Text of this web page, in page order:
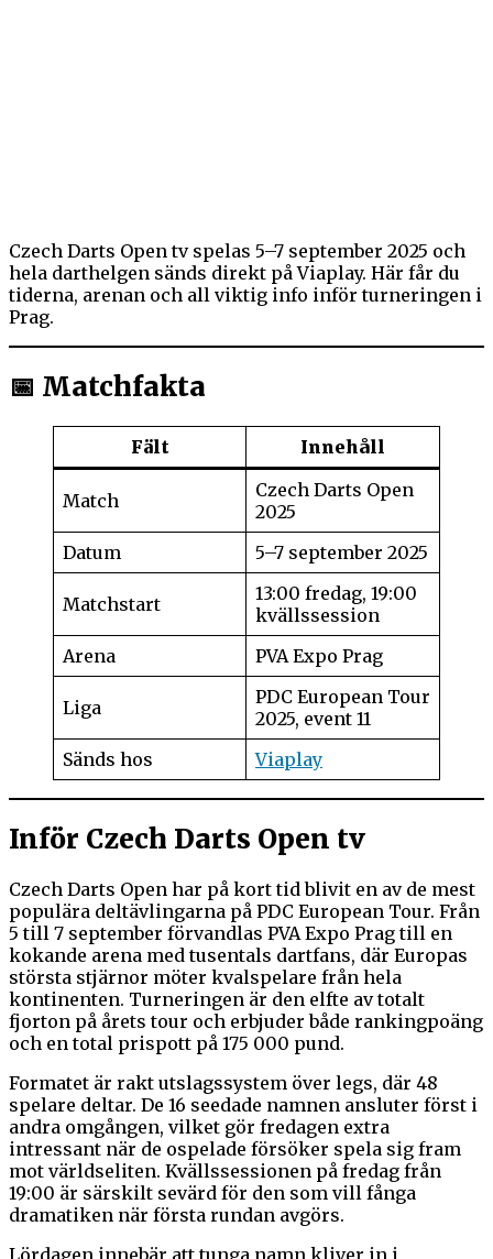
Czech Darts Open tv spelas 5–7 september 2025 och
hela darthelgen sänds direkt på Viaplay. Här får du
tiderna, arenan och all viktig info inför turneringen i
Prag.
📅 Matchfakta
Fält Innehåll
Match
Czech Darts Open
2025
Datum
5–7 september 2025
Matchstart
13:00 fredag, 19:00
kvällssession
Arena
PVA Expo Prag
Liga
PDC European Tour
2025, event 11
Sänds hos
Viaplay
Inför Czech Darts Open tv
Czech Darts Open har på kort tid blivit en av de mest
populära deltävlingarna på PDC European Tour. Från
5 till 7 september förvandlas PVA Expo Prag till en
kokande arena med tusentals dartfans, där Europas
största stjärnor möter kvalspelare från hela
kontinenten. Turneringen är den elfte av totalt
fjorton på årets tour och erbjuder både rankingpoäng
och en total prispott på 175 000 pund.
Formatet är rakt utslagssystem över legs, där 48
spelare deltar. De 16 seedade namnen ansluter först i
andra omgången, vilket gör fredagen extra
intressant när de ospelade försöker spela sig fram
mot världseliten. Kvällssessionen på fredag från
19:00 är särskilt sevärd för den som vill fånga
dramatiken när första rundan avgörs.
Lördagen innebär att tunga namn kliver in i